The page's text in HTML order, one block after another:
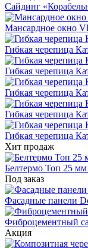
Сайдинг
Мансардное окно
Гибкая черепица
Гибкая черепица
Гибкая черепица
Гибкая черепица
Гибкая черепица
Хит продаж
Белтермо Топ 25
Под заказ
Фасадные панели
Фиброцементный
Акция